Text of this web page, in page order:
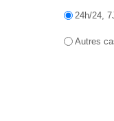
24h/24,
Autres